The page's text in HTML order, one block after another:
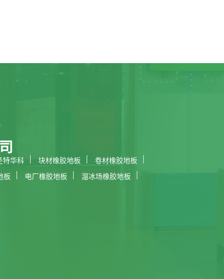
特华科 块材橡胶地板
卷材橡胶地板
板 电厂橡胶地板
溜冰场橡胶地板